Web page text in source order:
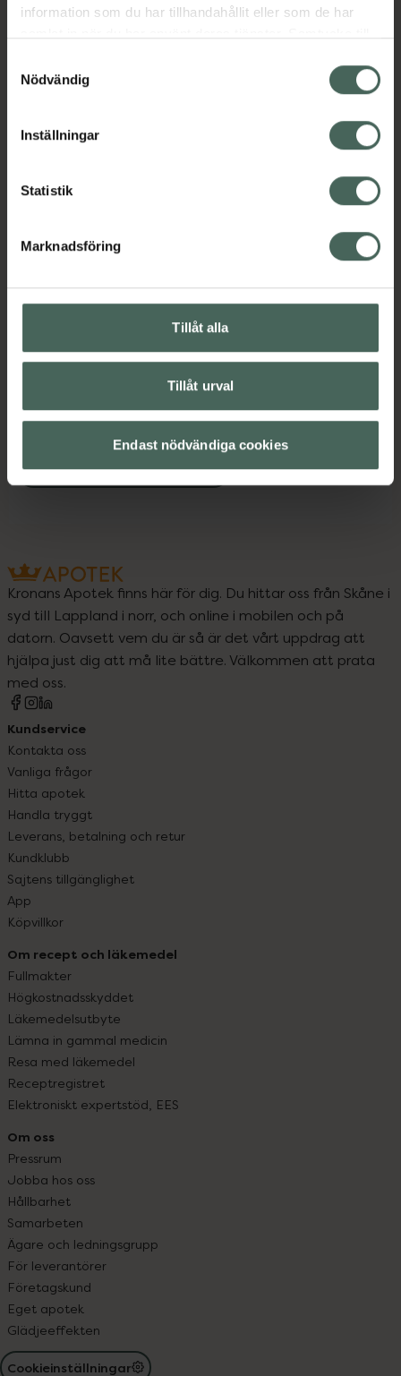
information som du har tillhandahållit eller som de har
återkalla ditt samtycke via webbplatsens
cookieinställningar. Ett återkallat samtycke påverkar inte
lagligheten av behandling som skett innan återkallelsen.
Nödvändig
Inställningar
Statistik
Marknadsföring
Tillåt alla
Tillåt urval
Endast nödvändiga cookies
Mer miljövänlig förpackning
Jämförpris
Kategorier:
Mellanmål och snacks
Innehåll Visa
Upptäck flera produkter inom
Mellanmål och snacks
Kronans Apotek finns här för dig. Du hittar oss från Skåne i
syd till Lappland i norr, och online i mobilen och på
datorn. Oavsett vem du är så är det vårt uppdrag att
hjälpa just dig att må lite bättre. Välkommen att prata
med oss.
Kundservice
Kontakta oss
Vanliga frågor
Hitta apotek
Handla tryggt
Leverans, betalning och retur
Kundklubb
Sajtens tillgänglighet
App
Köpvillkor
Om recept och läkemedel
Fullmakter
Högkostnadsskyddet
Läkemedelsutbyte
Lämna in gammal medicin
Resa med läkemedel
Receptregistret
Elektroniskt expertstöd, EES
Om oss
Pressrum
Jobba hos oss
Hållbarhet
Samarbeten
Ägare och ledningsgrupp
För leverantörer
Företagskund
Eget apotek
Glädjeeffekten
Cookieinställningar